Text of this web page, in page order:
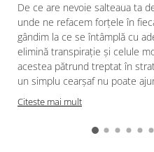
De ce are nevoie salteaua ta
unde ne refacem forțele în
gândim la ce se întâmplă cu
elimină transpirație și celule
acestea pătrund treptat în
un simplu cearșaf nu poate
Citeste mai mult